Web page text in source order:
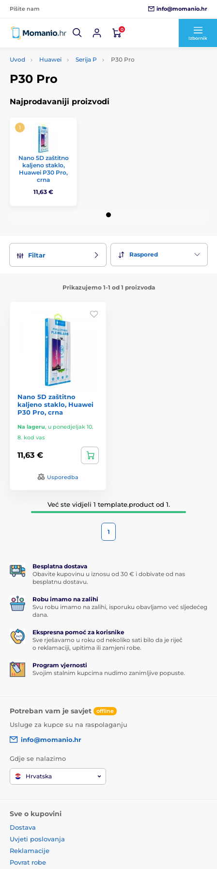
Pišite nam info@momanio.hr
0
Izbornik
Uvod Huawei Serija P P30 Pro
P30 Pro
Najprodavaniji proizvodi
Nano 5D zaštitno
kaljeno staklo,
Huawei P30 Pro,
crna
11,63 €
Filtar Raspored
Prikazujemo 1-1 od 1 proizvoda
Nano 5D zaštitno
kaljeno staklo, Huawei
P30 Pro, crna
Na lageru, u ponedjeljak 10.
8. kod vas
11,63 €
Usporedba
Već ste vidjeli 1 template.product od 1.
1
Besplatna dostava
Obavite kupovinu u iznosu od 30 € i dobivate od nas
besplatnu dostavu.
Robu imamo na zalihi
Svu robu imamo na zalihi, isporuku obavljamo već sljedećeg
dana.
Ekspresna pomoć za korisnike
Sve rješavamo u roku od nekoliko sati bilo da je riječ
o reklamaciji, upitima ili zamjeni robe.
Program vjernosti
Svojim stalnim kupcima nudimo zanimljive popuste.
Potreban vam je savjet offline
Usluge za kupce su na raspolaganju
info@momanio.hr
Gdje se nalazimo
Hrvatska
Sve o kupovini
Dostava
Uvjeti poslovanja
Reklamacije
Povrat robe